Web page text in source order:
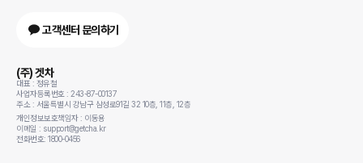
고객센터 문의하기
(주) 겟차
대표 : 정유철
사업자등록번호 : 243-87-00137
주소 : 서울특별시 강남구 삼성로91길 32 10층, 11층, 12층
개인정보보호책임자 : 이동용
이메일 : support@getcha.kr
전화번호: 1800-0456